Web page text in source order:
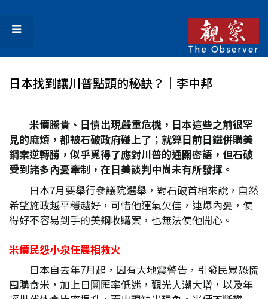
日本找到讓川普點頭的秘訣？│李中邦
米價騰貴、日債出現嚴重危機，日本這些之前很罕
見的麻煩，都被石破政府碰上了；就算日前日鐵併購美
鋼案逆轉勝，似乎覓得了應對川普的通關密語，但石破
受到諸多內憂牽制，在日美談判中尚未有所發揮。
日本7月要舉行參議院選舉，對石破首相來說，自然
希望施政越平穩越好，可惜他運氣欠佳，連爆內憂，使
得好不容易到手的美鋼收購案，也無法使他開心。
米價民怨小泉任農相救火
日本自去年7月起，因有大地震警告，引發民眾恐慌
囤購食米，加上日圓匯率低迷，觀光人潮大增，以及年